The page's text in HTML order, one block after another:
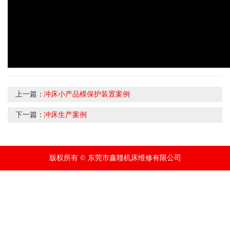
上一篇：冲床小产品模保护装置案例
下一篇：冲床生产案例
版权所有 © 东莞市鑫赣机床维修有限公司